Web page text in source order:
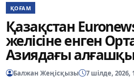
ҚОҒАМ
Қазақстан
желісіне енген
Азиядағы
Балжан Жеңісқызы 7 шілде, 2026,